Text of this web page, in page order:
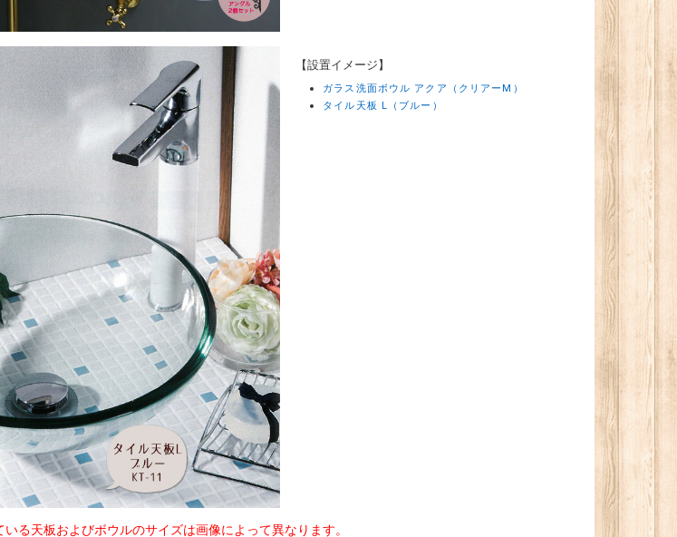
【設置イメージ】
ガラス洗面ボウル アクア（クリアーM）
タイル天板 L（ブルー）
る天板およびボウルのサイズは画像によって異なります。